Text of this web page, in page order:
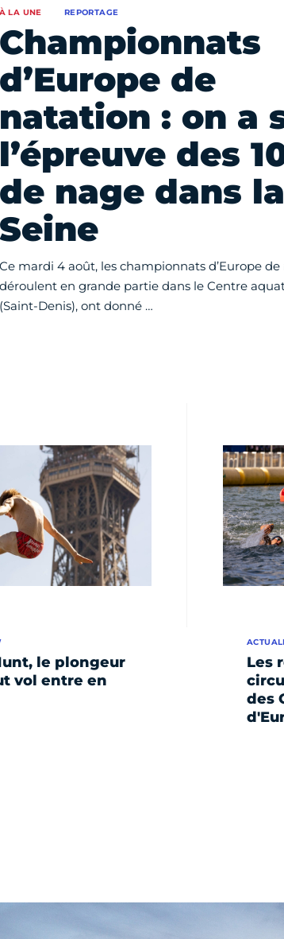
Championnats
d’Europe de
natation : on a
l’épreuve des
de nage dans la
Seine
À LA UNE REPORTAGE
Ce mardi 4 août, les championnats d’Europe
déroulent en grande partie dans le Centre
(Saint-Denis), ont donné …
le plongeur
vol entre en
Les
des